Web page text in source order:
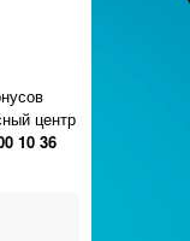
центр
10 36